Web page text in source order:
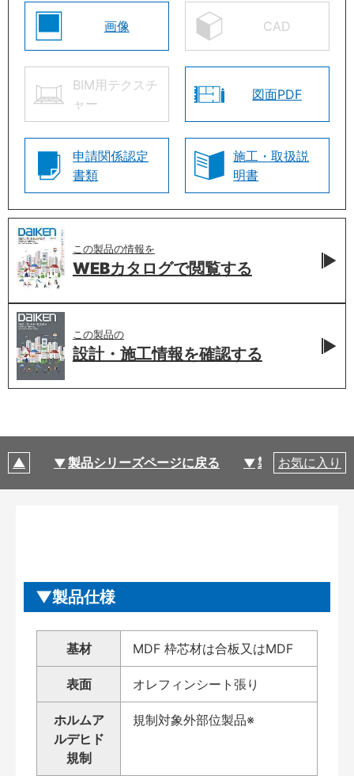
画像 CAD
BIM用テクスチ
ャー
図面PDF
申請関係認定
書類
施工・取扱説
明書
この製品の情報を
WEBカタログで閲覧する
この製品の
設計・施工情報を確認する
製品シリーズページに戻る 製品仕様
お気に入り
製品仕様
基材 MDF 枠芯材は合板又はMDF
表面 オレフィンシート張り
ホルムア
ルデヒド
規制
規制対象外部位製品※